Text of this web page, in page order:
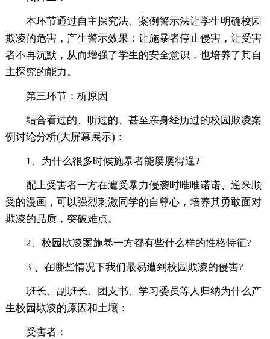
本环节通过自主探究法、案例警示法让学生明确校园
欺凌的危害，产生警示效果：让施暴者停止侵害，让受害
者不再沉默，从而增强了学生的安全意识，也培养了其自
主探究的能力。
第三环节：析原因
结合看过的、听过的、甚至亲身经历过的校园欺凌案
例讨论分析(大屏幕展示)：
1、为什么很多时候施暴者能屡屡得逞?
配上受害者一方在遭受暴力侵袭时唯唯诺诺、逆来顺
受的漫画，可以强烈刺激同学的自尊心，培养其勇敢面对
欺凌的品质，突破难点。
2、校园欺凌案施暴一方都有些什么样的性格特征?
3 、在哪些情况下我们最易遭到校园欺凌的侵害?
班长、副班长、团支书、学习委员等人归纳为什么产
生校园欺凌的原因和土壤：
受害者：